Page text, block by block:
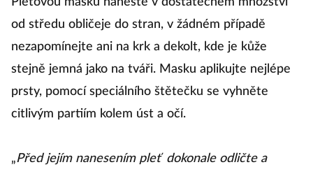
od středu obličeje do stran, v žádném případě
nezapomínejte ani na krk a dekolt, kde je kůže
stejně jemná jako na tváři. Masku aplikujte nejlépe
prsty, pomocí speciálního štětečku se vyhněte
citlivým partiím kolem úst a očí.
„Před jejím nanesením pleť dokonale odličte a